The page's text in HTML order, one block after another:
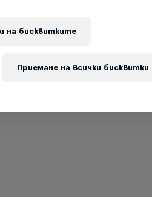
на бисквитките
Приемане на всички бисквитки